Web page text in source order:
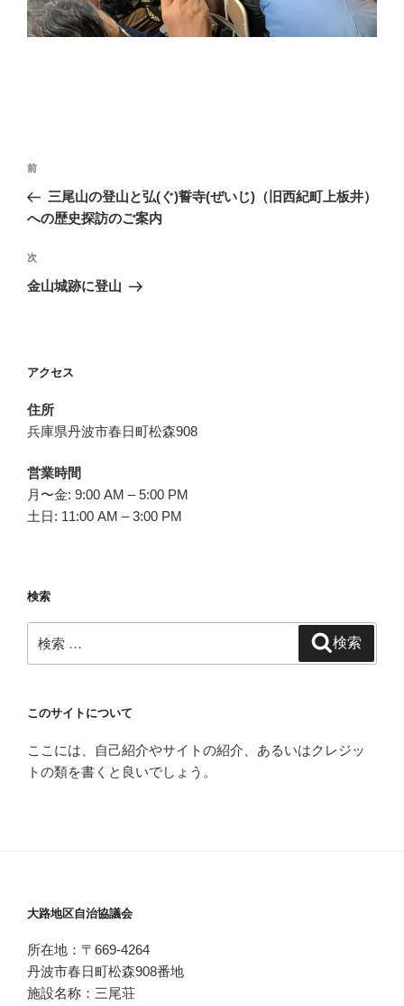
投
ナ
ゲ
ー
過
去
の
稿
前
三尾山の登山と弘(ぐ)誓寺(ぜいじ)（旧西紀町上板井）
への歴史探訪のご案内
次
の
次
金山城跡に登山
アクセス
住所
兵庫県丹波市春日町松森908
営業時間
月〜金: 9:00 AM – 5:00 PM
土日: 11:00 AM – 3:00 PM
検索
検
索:
検索
このサイトについて
ここには、自己紹介やサイトの紹介、あるいはクレジッ
トの類を書くと良いでしょう。
大路地区自治協議会
所在地：〒669-4264
丹波市春日町松森908番地
施設名称：三尾荘